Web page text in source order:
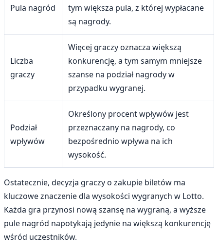
Pula nagród
tym większa pula, z której wypłacane
są nagrody.
Liczba
graczy
Więcej graczy oznacza większą
konkurencję, a tym samym mniejsze
szanse na podział nagrody w
przypadku wygranej.
Podział
wpływów
Określony procent wpływów jest
przeznaczany na nagrody, co
bezpośrednio wpływa na ich
wysokość.
Ostatecznie, decyzja graczy o zakupie biletów ma
kluczowe znaczenie dla wysokości wygranych w Lotto.
Każda gra przynosi nową szansę na wygraną, a wyższe
pule nagród napotykają jedynie na większą konkurencję
wśród uczestników.